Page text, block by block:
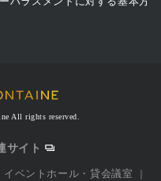
All rights reserved.
サイト
イベントホール・貸会議室